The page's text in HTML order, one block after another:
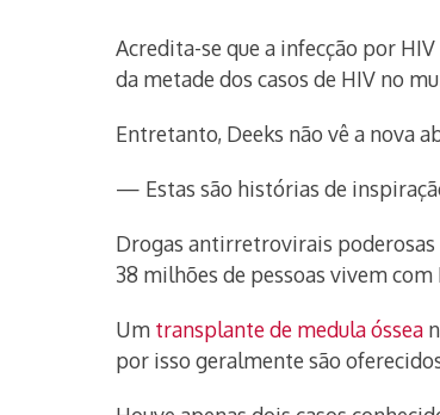
Acredita-se que a infecção por
da metade dos casos de HIV no
Entretanto, Deeks não vê a nova
— Estas são histórias de
Drogas antirretrovirais poderosas
38 milhões de pessoas vivem
Um transplante de medula óssea
por isso geralmente são